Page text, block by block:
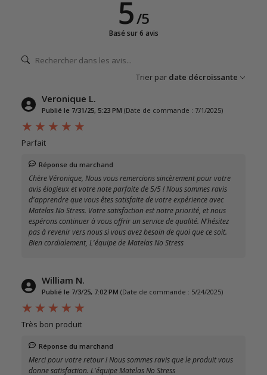
5/5
Basé sur 6 avis
Trier par date décroissante
Veronique L.
Publié le 7/31/25, 5:23 PM (Date de commande : 7/1/2025)
Parfait
Réponse du marchand
Chère Véronique, Nous vous remercions sincèrement pour votre
avis élogieux et votre note parfaite de 5/5 ! Nous sommes ravis
d'apprendre que vous êtes satisfaite de votre expérience avec
Matelas No Stress. Votre satisfaction est notre priorité, et nous
espérons continuer à vous offrir un service de qualité. N'hésitez
pas à revenir vers nous si vous avez besoin de quoi que ce soit.
Bien cordialement, L'équipe de Matelas No Stress
William N.
Publié le 7/3/25, 7:02 PM (Date de commande : 5/24/2025)
Très bon produit
Réponse du marchand
Merci pour votre retour ! Nous sommes ravis que le produit vous
donne satisfaction. L'équipe Matelas No Stress